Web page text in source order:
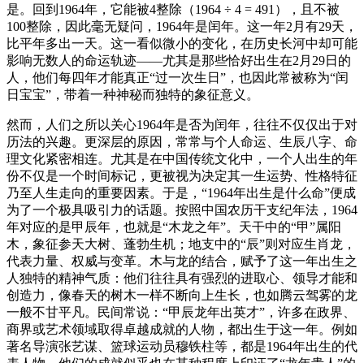
是。回到1964年，它能被4整除（1964 ÷ 4 = 491），且不被
100整除，因此毫无疑问，1964年是闰年。这一年2月有29天，
比平年多出一天。这一看似微小的变化，在历史长河中却可能
影响无数人的命运轨迹——尤其是那些恰好出生在2月29日的
人，他们每四年才能真正“过一次生日”，也因此常被称为“闰
日宝宝”，带着一种神秘而独特的象征意义。
然而，人们之所以关心1964年是否为闰年，往往不仅仅出于对
历法的兴趣。更深层的原因，常常与个人命运、生辰八字、命
理文化紧密相连。尤其是在中国传统文化中，一个人出生的年
份不仅是一个时间标记，更被视为决定其一生运势、性格特征
乃至人生走向的重要因素。于是，“1964年出生是什么命”便成
为了一个极具吸引力的话题。按照中国农历干支纪年法，1964
年对应的是甲辰年，也就是“木龙之年”。天干中的“甲”属阳
木，象征参天大树、蓬勃生机；地支中的“辰”则对应生肖龙，
代表力量、权威与变革。木与龙的结合，赋予了这一年出生之
人独特的精神气质：他们往往具有强烈的进取心、领导才能和
创造力，像春天的树木一样不断向上生长，也如腾云驾雾的龙
一般不甘平凡。民间常说：“甲辰龙年出英才”，许多在政界、
商界或艺术领域取得卓越成就的人物，都出生于这一年。例如
著名导演张艺谋、篮球运动员穆铁柱等，都是1964年出生的代